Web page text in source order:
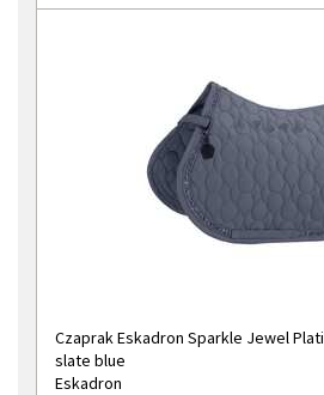
Czaprak Eskadron Sparkle Jewel
slate blue
Eskadron